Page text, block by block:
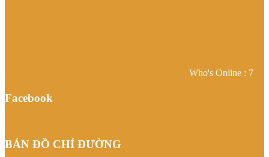
Who's Online : 7
Facebook
BẢN ĐỒ CHỈ ĐƯỜNG